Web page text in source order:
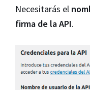
Necesitarás el
firma de la API.